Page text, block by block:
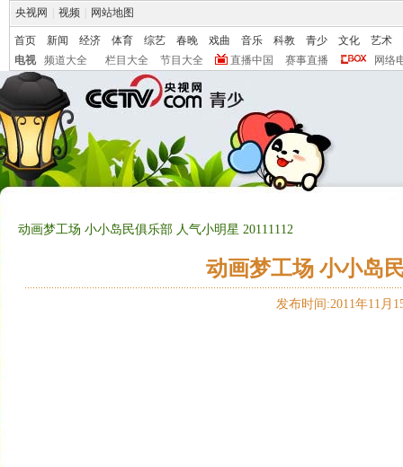
央视网 视频 网站地图
首页 新闻 经济 体育 综艺 春晚 戏曲 音乐 科教 青少 文化
艺术
电视
频道大全 栏目大全 节目大全 直播中国 赛事直播 网络
动画梦工场 小小岛民俱乐部 人气小明星 20111112
动画梦工场 小小岛
发布时间:2011年11月